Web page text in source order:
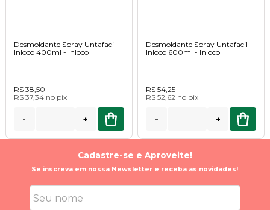
Desmoldante Spray Untafacil
Inloco 400ml - Inloco
R$ 38,50
R$ 37,34 no pix
- +
Desmoldante Spray Untafacil
Inloco 600ml - Inloco
R$ 54,25
R$ 52,62 no pix
- +
Cadastre-se e Aproveite!
Se inscreva em nossa Newsletter e receba as novidades!